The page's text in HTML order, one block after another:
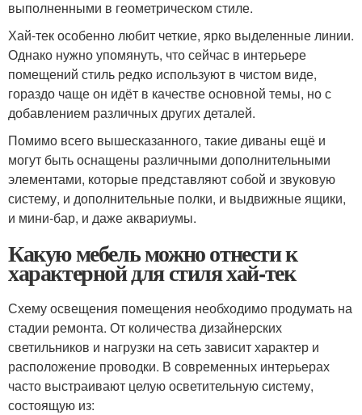
выполненными в геометрическом стиле.
Хай-тек особенно любит четкие, ярко выделенные линии.
Однако нужно упомянуть, что сейчас в интерьере
помещений стиль редко используют в чистом виде,
гораздо чаще он идёт в качестве основной темы, но с
добавлением различных других деталей.
Помимо всего вышесказанного, такие диваны ещё и
могут быть оснащены различными дополнительными
элементами, которые представляют собой и звуковую
систему, и дополнительные полки, и выдвижные ящики,
и мини-бар, и даже аквариумы.
Какую мебель можно отнести к
характерной для стиля хай-тек
Схему освещения помещения необходимо продумать на
стадии ремонта. От количества дизайнерских
светильников и нагрузки на сеть зависит характер и
расположение проводки. В современных интерьерах
часто выстраивают целую осветительную систему,
состоящую из: